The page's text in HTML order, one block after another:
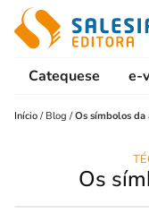
Catequese e-
Início / Blog /Os símbolos da
Os